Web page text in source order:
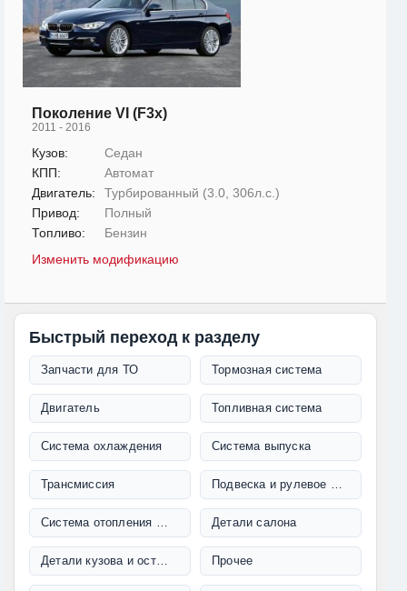
Поколение VI (F3x)
2011 - 2016
Кузов:
Седан
КПП:
Автомат
Двигатель:
Турбированный (3.0, 306л.с.)
Привод:
Полный
Топливо:
Бензин
Изменить модификацию
Быстрый переход к разделу
Запчасти для ТО Тормозная система
Двигатель Топливная система
Система охлаждения Система выпуска
Трансмиссия Подвеска и рулевое управление
Система отопления и кондиционирования Детали салона
Детали кузова и остекление Прочее